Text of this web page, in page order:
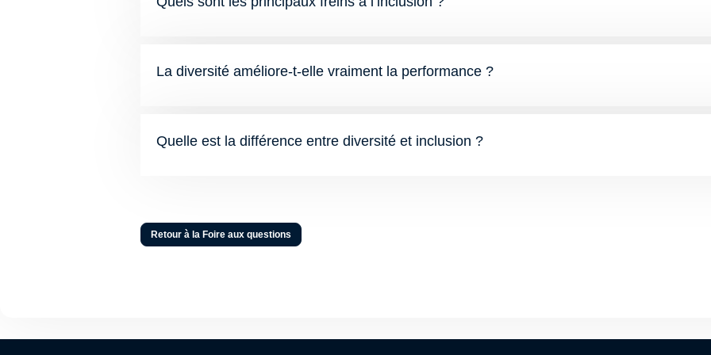
La diversité améliore-t-elle vraiment la performance ?
Quelle est la différence entre diversité et inclusion ?
Retour à la Foire aux questions